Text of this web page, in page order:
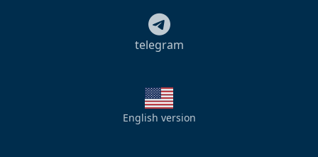
telegram
English version